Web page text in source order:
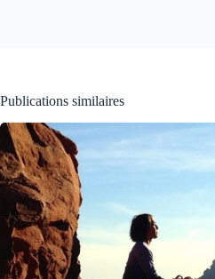
Publications similaires